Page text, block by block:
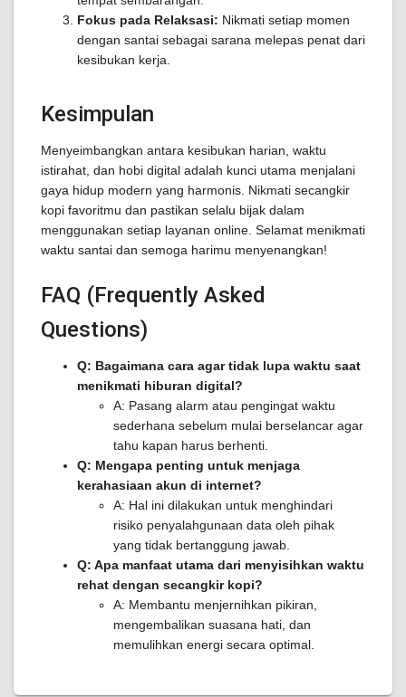
Fokus pada Relaksasi: Nikmati setiap momen
dengan santai sebagai sarana melepas penat dari
kesibukan kerja.
Kesimpulan
Menyeimbangkan antara kesibukan harian, waktu
istirahat, dan hobi digital adalah kunci utama menjalani
gaya hidup modern yang harmonis. Nikmati secangkir
kopi favoritmu dan pastikan selalu bijak dalam
menggunakan setiap layanan online. Selamat menikmati
waktu santai dan semoga harimu menyenangkan!
FAQ (Frequently Asked
Questions)
Q: Bagaimana cara agar tidak lupa waktu saat
menikmati hiburan digital?
A: Pasang alarm atau pengingat waktu
sederhana sebelum mulai berselancar agar
tahu kapan harus berhenti.
Q: Mengapa penting untuk menjaga
kerahasiaan akun di internet?
A: Hal ini dilakukan untuk menghindari
risiko penyalahgunaan data oleh pihak
yang tidak bertanggung jawab.
Q: Apa manfaat utama dari menyisihkan waktu
rehat dengan secangkir kopi?
A: Membantu menjernihkan pikiran,
mengembalikan suasana hati, dan
memulihkan energi secara optimal.